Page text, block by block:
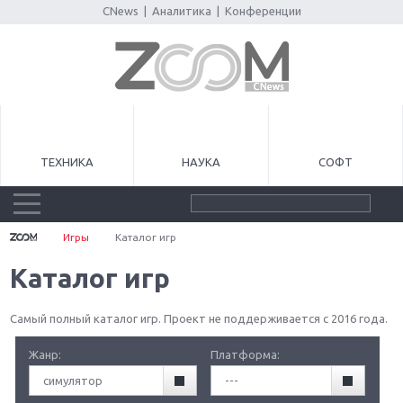
CNews Аналитика Конференции
ТЕХНИКА НАУКА СОФТ
Игры Каталог игр
Каталог игр
Самый полный каталог игр. Проект не поддерживается с 2016 года.
Жанр:
симулятор
Платформа:
---